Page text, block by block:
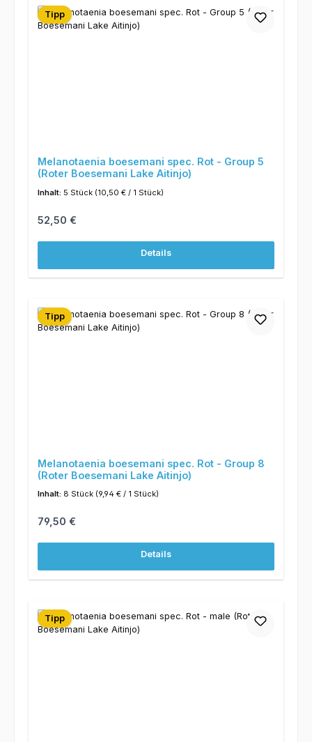
Tipp
Melanotaenia boesemani spec. Rot - Group 5
(Roter Boesemani Lake Aitinjo)
Inhalt: 5 Stück (10,50 € / 1 Stück)
Regulärer Preis:
52,50 €
Details
Tipp
Melanotaenia boesemani spec. Rot - Group 8
(Roter Boesemani Lake Aitinjo)
Inhalt: 8 Stück (9,94 € / 1 Stück)
Regulärer Preis:
79,50 €
Details
Tipp